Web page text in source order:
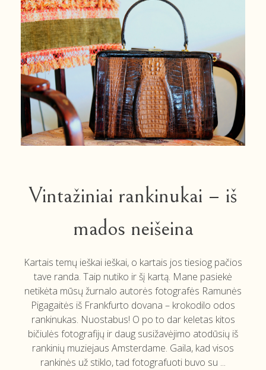
Vintažiniai rankinukai – iš
mados neišeina
Kartais temų ieškai ieškai, o kartais jos tiesiog pačios
tave randa. Taip nutiko ir šį kartą. Mane pasiekė
netikėta mūsų žurnalo autorės fotografės Ramunės
Pigagaitės iš Frankfurto dovana – krokodilo odos
rankinukas. Nuostabus! O po to dar keletas kitos
bičiulės fotografijų ir daug susižavėjimo atodūsių iš
rankinių muziejaus Amsterdame. Gaila, kad visos
rankinės už stiklo, tad fotografuoti buvo su ...